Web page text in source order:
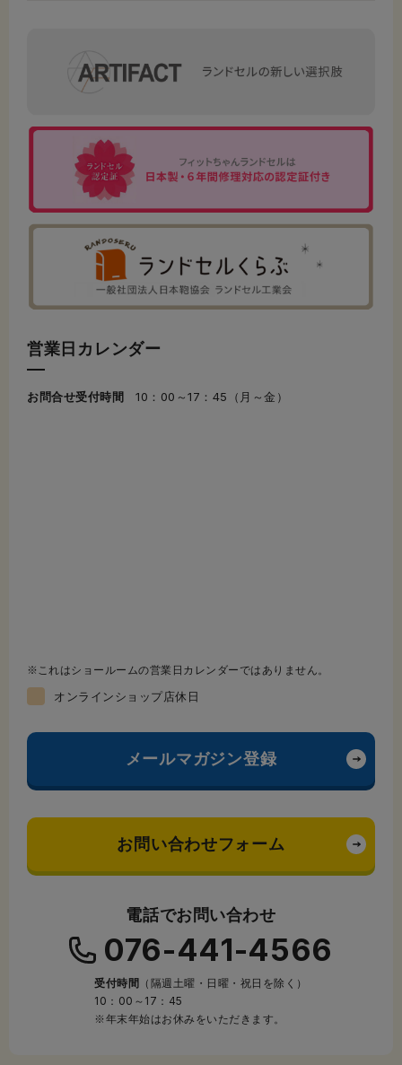
営業日カレンダー
お問合せ受付時間 10：00～17：45（月～金）
これはショールームの営業日カレンダーではありません。
オンラインショップ店休日
メールマガジン登録
お問い合わせフォーム
電話でお問い合わせ
076-441-4566
受付時間
（隔週土曜・日曜・祝日を除く）
10：00～17：45
※年末年始はお休みをいただきます。